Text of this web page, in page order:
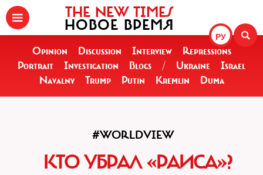
РУ
THE NEW TIMES
НОВОЕ ВРЕМЯ
Opinion Discussion Interview
Repressions
Portrait
Investigation Blogs / Ukraine
Israel
Navalny
Trump Putin Kremlin Duma
#WORLDVIEW
КТО УБРАЛ «РАИСА»?